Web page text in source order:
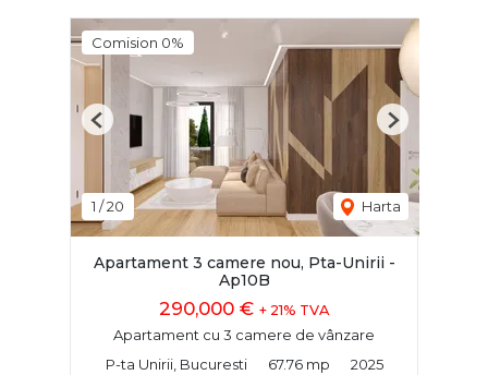
Comision 0%
1 /20 Harta
Previous Next
Apartament 3 camere nou, Pta-Unirii -
Ap10B
290,000 € + 21% TVA
Apartament cu 3 camere de vânzare
P-ta Unirii, Bucuresti
67.76 mp 2025